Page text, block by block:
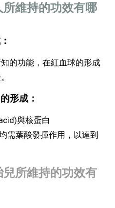
維持的功效有哪
的功能，在紅血球的形成
形成：
與核蛋白
需葉酸發揮作用，以達到
所維持的功效有